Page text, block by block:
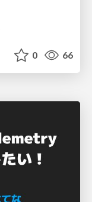
0 66